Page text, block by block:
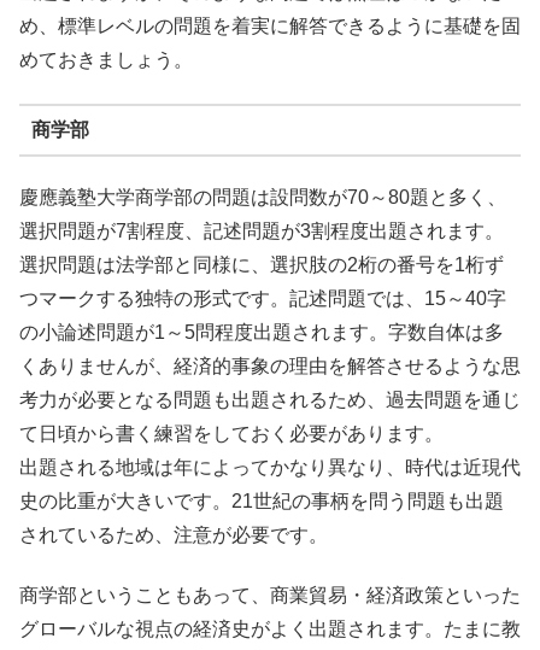
め、標準レベルの問題を着実に解答できるように基礎を固
めておきましょう。
商学部
慶應義塾大学商学部の問題は設問数が70～80題と多く、
選択問題が7割程度、記述問題が3割程度出題されます。
選択問題は法学部と同様に、選択肢の2桁の番号を1桁ず
つマークする独特の形式です。記述問題では、15～40字
の小論述問題が1～5問程度出題されます。字数自体は多
くありませんが、経済的事象の理由を解答させるような思
考力が必要となる問題も出題されるため、過去問題を通じ
て日頃から書く練習をしておく必要があります。
出題される地域は年によってかなり異なり、時代は近現代
史の比重が大きいです。21世紀の事柄を問う問題も出題
されているため、注意が必要です。
商学部ということもあって、商業貿易・経済政策といった
グローバルな視点の経済史がよく出題されます。たまに教